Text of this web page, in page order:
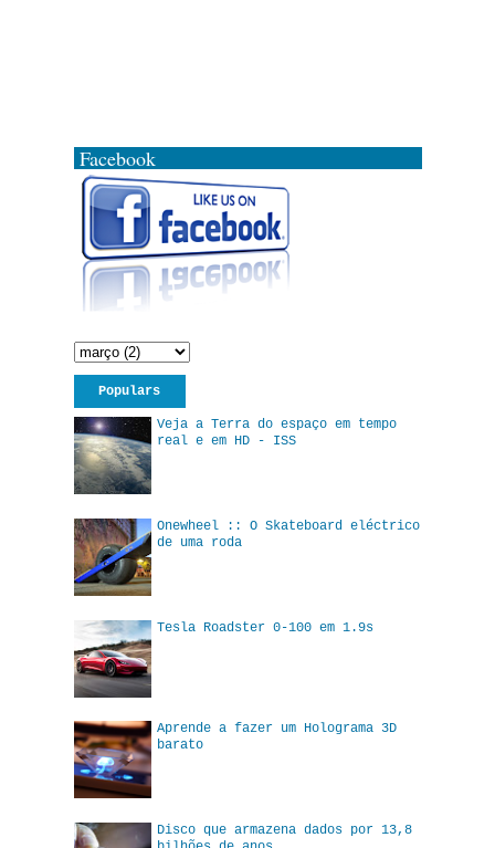
Facebook
Populars
Veja a Terra do espaço em tempo
real e em HD - ISS
Onewheel :: O Skateboard eléctrico
de uma roda
Tesla Roadster 0-100 em 1.9s
Aprende a fazer um Holograma 3D
barato
Disco que armazena dados por 13,8